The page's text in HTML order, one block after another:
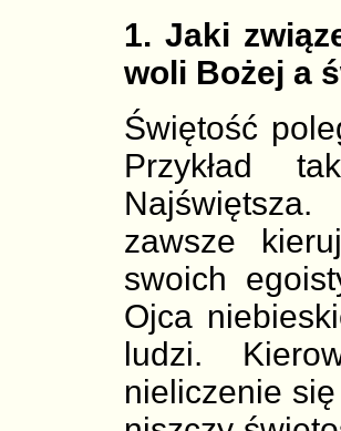
1. Jaki
woli Bożej a
Świętość
Przykład
zawsze
swoich
Ojca
ludzi.
nieliczenie